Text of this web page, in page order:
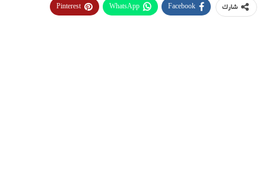
شارك Facebook
WhatsApp
Pinterest